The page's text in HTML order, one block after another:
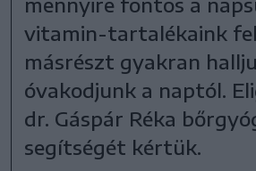
vitamin-tartalékaink
másrészt gyakran
óvakodjunk a naptól.
dr. Gáspár Réka
segítségét kértük.